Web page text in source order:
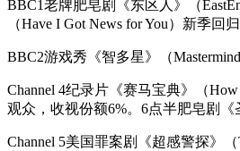
BBC1老牌肥皂剧《东区人》（
（Have I Got News for You）新季
BBC2游戏秀《智多星》（
Channel 4纪录片《赛马宝典》（
观众，收视份额6%。6点半肥皂剧《
Channel 5美国罪案剧《超感警探》